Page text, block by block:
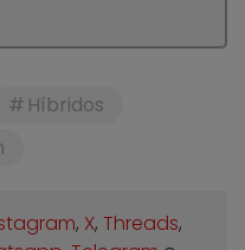
Híbridos
, X, Threads,